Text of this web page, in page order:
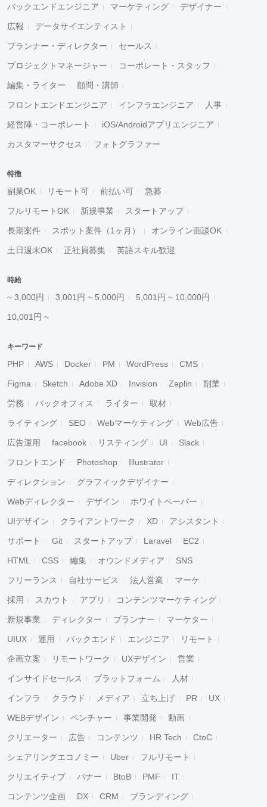
バックエンドエンジニア マーケティング デザイナー
広報 データサイエンティスト
プランナー・ディレクター セールス
プロジェクトマネージャー コーポレート・スタッフ
編集・ライター 顧問・講師
フロントエンドエンジニア インフラエンジニア 人事
経営陣・コーポレート iOS/Androidアプリエンジニア
カスタマーサクセス フォトグラファー
特徴
副業OK リモート可 前払い可 急募
フルリモートOK 新規事業 スタートアップ
長期案件 スポット案件（1ヶ月） オンライン面談OK
土日週末OK 正社員募集 英語スキル歓迎
時給
~ 3,000円 3,001円 ~ 5,000円 5,001円 ~ 10,000円
10,001円 ~
キーワード
PHP AWS Docker PM WordPress CMS
Figma Sketch Adobe XD Invision Zeplin 副業
労務 バックオフィス ライター 取材
ライティング SEO Webマーケティング Web広告
広告運用 facebook リスティング UI Slack
フロントエンド Photoshop Illustrator
ディレクション グラフィックデザイナー
Webディレクター デザイン ホワイトペーパー
UIデザイン クライアントワーク XD アシスタント
サポート Git スタートアップ Laravel EC2
HTML CSS 編集 オウンドメディア SNS
フリーランス 自社サービス 法人営業 マーケ
採用 スカウト アプリ コンテンツマーケティング
新規事業 ディレクター プランナー マーケター
UIUX 運用 バックエンド エンジニア リモート
企画立案 リモートワーク UXデザイン 営業
インサイドセールス プラットフォーム 人材
インフラ クラウド メディア 立ち上げ PR UX
WEBデザイン ベンチャー 事業開発 動画
クリエーター 広告 コンテンツ HR Tech CtoC
シェアリングエコノミー Uber フルリモート
クリエイティブ バナー BtoB PMF IT
コンテンツ企画 DX CRM ブランディング